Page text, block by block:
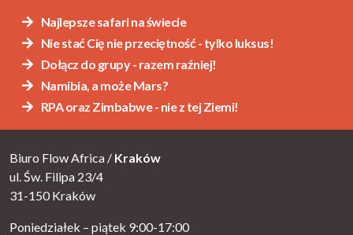
Najlepsze safari na świecie
Nie stać Cię nie przeciętność - tylko luksus!
Dołącz do grupy - razem raźniej!
Namibia, a może Mars?
RPA oraz Zimbabwe - nie z tej Ziemi!
Biuro Flow Africa / Kraków
ul. Św. Filipa 23/4
31-150 Kraków
Poniedziałek – piątek 9:00-17:00